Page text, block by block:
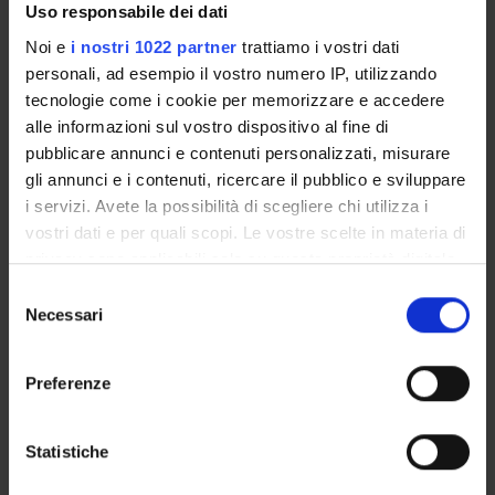
Uso responsabile dei dati
Noi e i nostri 1022 partner trattiamo i vostri dati
personali, ad esempio il vostro numero IP, utilizzando
tecnologie come i cookie per memorizzare e accedere
alle informazioni sul vostro dispositivo al fine di
pubblicare annunci e contenuti personalizzati, misurare
gli annunci e i contenuti, ricercare il pubblico e sviluppare
i servizi. Avete la possibilità di scegliere chi utilizza i
vostri dati e per quali scopi. Le vostre scelte in materia di
privacy sono applicabili solo su questa proprietà digitale
modificare o revocare il proprio consenso in qualsiasi
momento dalla Dichiarazione sui cookie o facendo clic
raccogliere informazioni sulla tua posizione
geografica, con un'approssimazione di qualche
delNecessari
Preferenze
Statistiche
Obiettivi di Sviluppo Sostenibile dell'Agenda 2030
Maggiori informazioni su www.univr.it/sostenibilita
COMMITTEES